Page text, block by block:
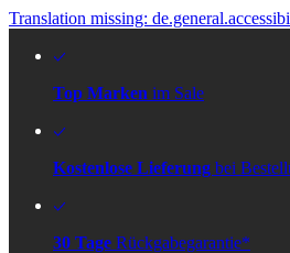
Translation missing:
Top Marken im Sale
Kostenlose Lieferung bei
30 Tage Rückgabegarantie*